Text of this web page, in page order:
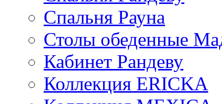
Спальня Рауна
Столы обеденные
Кабинет Рандеву
Коллекция ERICKA